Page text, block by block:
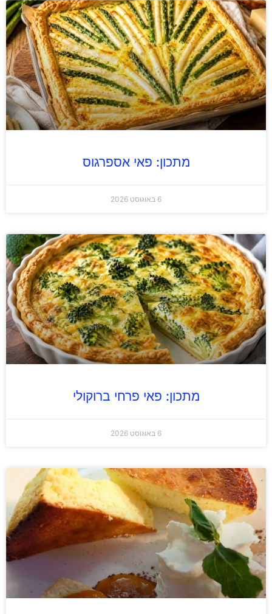
מתכון: פאי אספרגוס
6 באוגוסט 2026
מתכון: פאי פרחי ברוקולי
6 באוגוסט 2026